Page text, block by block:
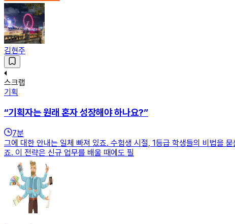
김현주
스크랩
기획
“기획자는 원래 혼자 성장해야 하나요?”
7분
그에 대한 안내는 일체 빠져 있죠. 수험생 시절, 1등급 학생들의 비법을
죠. 이 전략은 신규 업무를 배울 때에도 필